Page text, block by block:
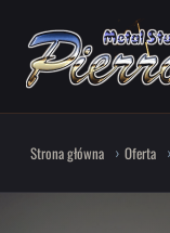
Strona główna Oferta